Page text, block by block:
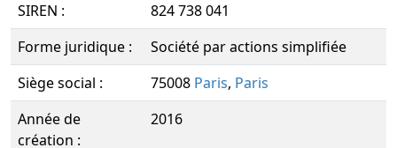
SIREN :
824 738 041
Forme juridique :
Société par actions simplifiée
Siège social :
75008 Paris, Paris
Année de
création :
2016